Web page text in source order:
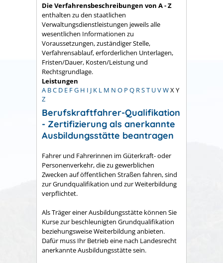
Die Verfahrensbeschreibungen von A - Z
enthalten zu den staatlichen
Verwaltungsdienstleistungen jeweils alle
wesentlichen Informationen zu
Voraussetzungen, zuständiger Stelle,
Verfahrensablauf, erforderlichen Unterlagen,
Fristen/Dauer, Kosten/Leistung und
Rechtsgrundlage.
Leistungen
A BC D E FG H I J K L M N O P Q RST UVWX Y
Z
Berufskraftfahrer-Qualifikation
- Zertifizierung als anerkannte
Ausbildungsstätte beantragen
Fahrer und Fahrerinnen im Güterkraft- oder
Personenverkehr, die zu gewerblichen
Zwecken auf öffentlichen Straßen fahren, sind
zur Grundqualifikation und zur Weiterbildung
verpflichtet.
Als Träger einer Ausbildungsstätte können Sie
Kurse zur beschleunigten Grundqualifikation
beziehungsweise Weiterbildung anbieten.
Dafür muss Ihr Betrieb eine nach Landesrecht
anerkannte Ausbildungsstätte sein.